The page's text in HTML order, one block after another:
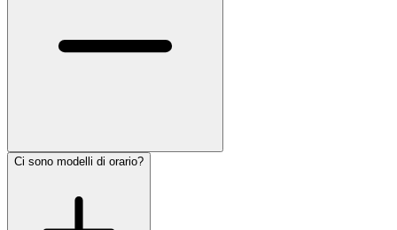
Ci sono modelli di orario?